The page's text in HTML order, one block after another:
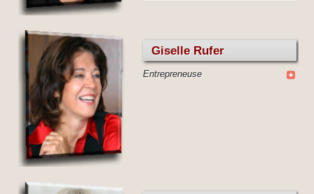
valeur économique même
Giselle Rufer
Entrepreneuse